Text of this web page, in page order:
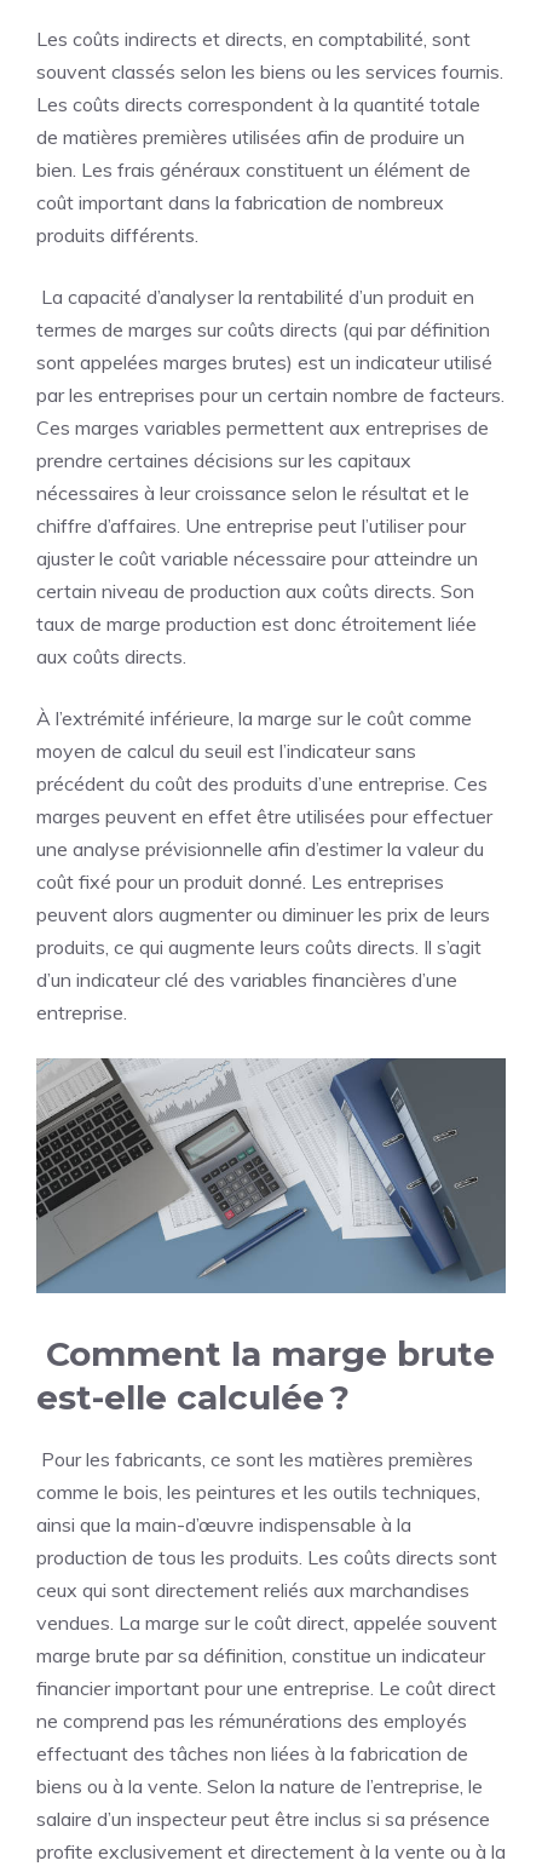
Les coûts indirects et directs, en comptabilité, sont
souvent classés selon les biens ou les services fournis.
Les coûts directs correspondent à la quantité totale
de matières premières utilisées afin de produire un
bien. Les frais généraux constituent un élément de
coût important dans la fabrication de nombreux
produits différents.
La capacité d’analyser la rentabilité d’un produit en
termes de marges sur coûts directs (qui par définition
sont appelées marges brutes) est un indicateur utilisé
par les entreprises pour un certain nombre de facteurs.
Ces marges variables permettent aux entreprises de
prendre certaines décisions sur les capitaux
nécessaires à leur croissance selon le résultat et le
chiffre d’affaires. Une entreprise peut l’utiliser pour
ajuster le coût variable nécessaire pour atteindre un
certain niveau de production aux coûts directs. Son
taux de marge production est donc étroitement liée
aux coûts directs.
À l’extrémité inférieure, la marge sur le coût comme
moyen de calcul du seuil est l’indicateur sans
précédent du coût des produits d’une entreprise. Ces
marges peuvent en effet être utilisées pour effectuer
une analyse prévisionnelle afin d’estimer la valeur du
coût fixé pour un produit donné. Les entreprises
peuvent alors augmenter ou diminuer les prix de leurs
produits, ce qui augmente leurs coûts directs. Il s’agit
d’un indicateur clé des variables financières d’une
entreprise.
Comment la marge brute
est-elle calculée ?
Pour les fabricants, ce sont les matières premières
comme le bois, les peintures et les outils techniques,
ainsi que la main-d’œuvre indispensable à la
production de tous les produits. Les coûts directs sont
ceux qui sont directement reliés aux marchandises
vendues. La marge sur le coût direct, appelée souvent
marge brute par sa définition, constitue un indicateur
financier important pour une entreprise. Le coût direct
ne comprend pas les rémunérations des employés
effectuant des tâches non liées à la fabrication de
biens ou à la vente. Selon la nature de l’entreprise, le
salaire d’un inspecteur peut être inclus si sa présence
profite exclusivement et directement à la vente ou à la